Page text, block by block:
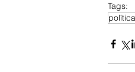
Tags:
política